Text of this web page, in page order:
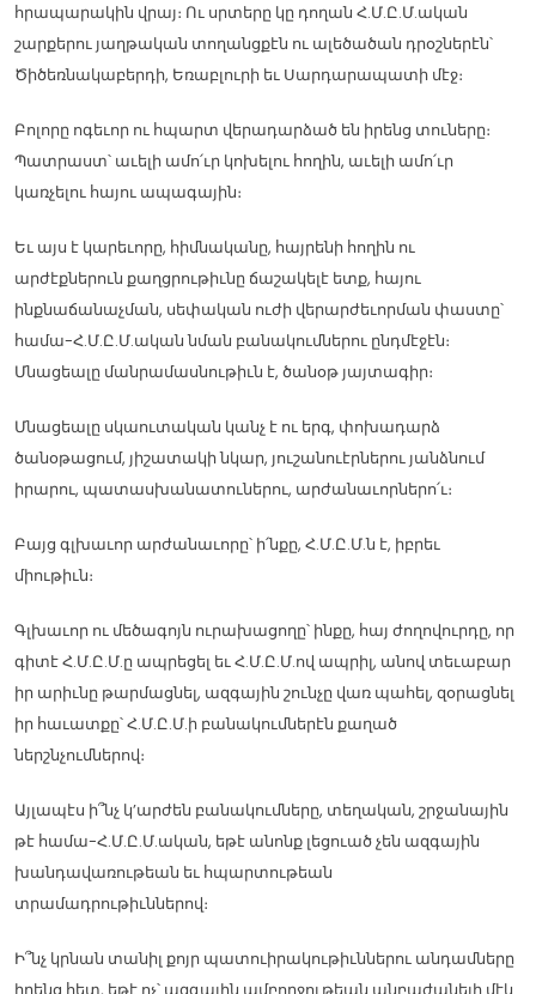
հրապարակին վրայ։ Ու սրտերը կը դողան Հ.Մ.Ը.Մ.ական
շարքերու յաղթական տողանցքէն ու ալեծածան դրօշներէն՝
Ծիծեռնակաբերդի, Եռաբլուրի եւ Սարդարապատի մէջ։
Բոլորը ոգեւոր ու հպարտ վերադարձած են իրենց տուները։
Պատրաստ՝ աւելի ամո՛ւր կոխելու հողին, աւելի ամո՛ւր
կառչելու հայու ապագային։
Եւ այս է կարեւորը, հիմնականը, հայրենի հողին ու
արժէքներուն քաղցրութիւնը ճաշակելէ ետք, հայու
ինքնաճանաչման, սեփական ուժի վերարժեւորման փաստը՝
համա-Հ.Մ.Ը.Մ.ական նման բանակումներու ընդմէջէն։
Մնացեալը մանրամասնութիւն է, ծանօթ յայտագիր։
Մնացեալը սկաուտական կանչ է ու երգ, փոխադարձ
ծանօթացում, յիշատակի նկար, յուշանուէրներու յանձնում
իրարու, պատասխանատուներու, արժանաւորներո՛ւ։
Բայց գլխաւոր արժանաւորը՝ ի՛նքը, Հ.Մ.Ը.Մ.ն է, իբրեւ
միութիւն։
Գլխաւոր ու մեծագոյն ուրախացողը՝ ինքը, հայ ժողովուրդը, որ
գիտէ Հ.Մ.Ը.Մ.ը ապրեցել եւ Հ.Մ.Ը.Մ.ով ապրիլ, անով տեւաբար
իր արիւնը թարմացնել, ազգային շունչը վառ պահել, զօրացնել
իր հաւատքը՝ Հ.Մ.Ը.Մ.ի բանակումներէն քաղած
ներշնչումներով։
Այլապէս ի՞նչ կ’արժեն բանակումները, տեղական, շրջանային
թէ համա-Հ.Մ.Ը.Մ.ական, եթէ անոնք լեցուած չեն ազգային
խանդավառութեան եւ հպարտութեան
տրամադրութիւններով։
Ի՞նչ կրնան տանիլ քոյր պատուիրակութիւններու անդամները